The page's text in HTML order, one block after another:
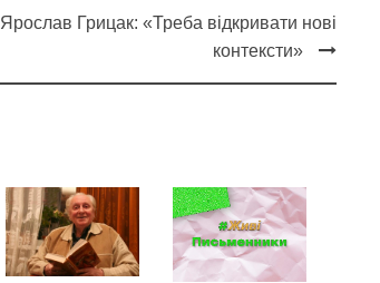
Ярослав Грицак: «Треба відкривати нові
контексти»